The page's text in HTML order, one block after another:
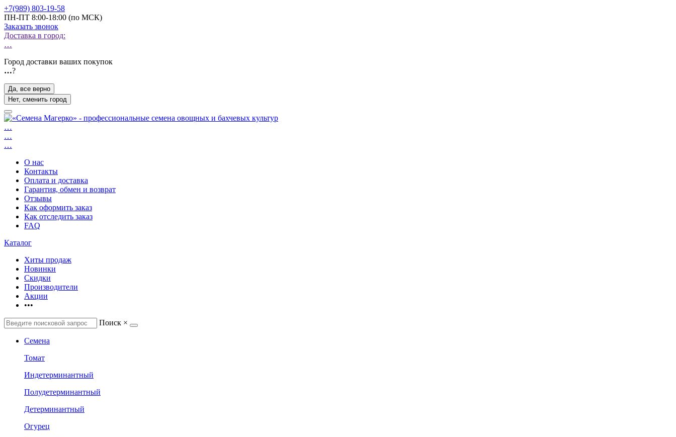
+7(989) 803-19-58
ПН-ПТ 8:00-18:00 (по МСК)
Заказать звонок
Доставка в город:
…
Город доставки ваших покупок
…?
Да, все верно
Нет, сменить город
…
…
…
О нас
Контакты
Оплата и доставка
Гарантия, обмен и возврат
Отзывы
Как оформить заказ
Как отследить заказ
FAQ
Каталог
Хиты продаж
Новинки
Скидки
Производители
Акции
•••
Поиск ×
Семена
Томат
Индетерминантный
Полудетерминантный
Детерминантный
Огурец